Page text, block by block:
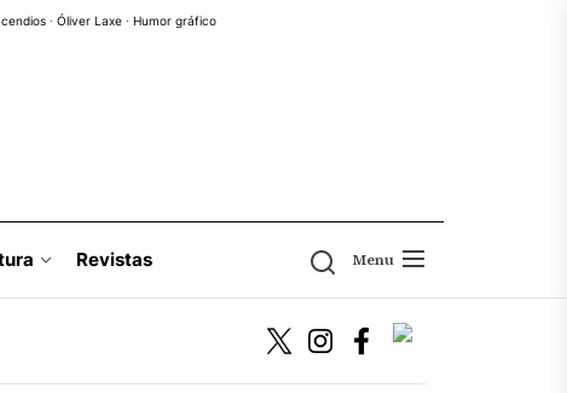
· Óliver Laxe· Humor gráfico
Revistas Menu